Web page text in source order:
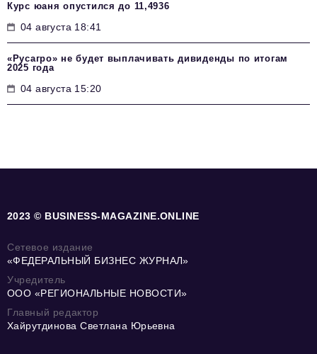
Курс юаня опустился до 11,4936
04 августа 18:41
«Русагро» не будет выплачивать дивиденды по итогам
2025 года
04 августа 15:20
2023 © BUSINESS-MAGAZINE.ONLINE
Сетевое издание
«ФЕДЕРАЛЬНЫЙ БИЗНЕС ЖУРНАЛ»
Учредитель
ООО «РЕГИОНАЛЬНЫЕ НОВОСТИ»
Главный редактор
Хайрутдинова Светлана Юрьевна